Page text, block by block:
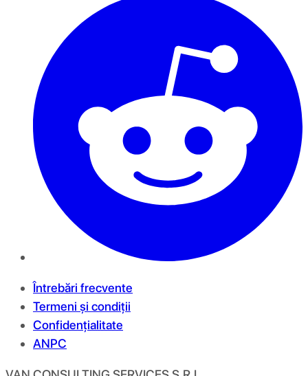
Întrebări frecvente
Termeni și condiții
Confidențialitate
ANPC